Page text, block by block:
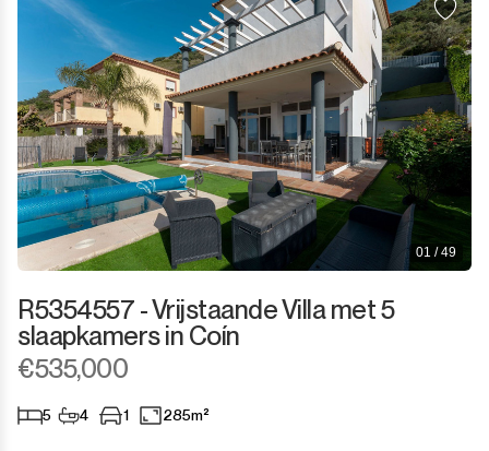
01 / 49
R5354557 - Vrijstaande Villa met 5
slaapkamers in Coín
€535,000
5 4 1 285m²